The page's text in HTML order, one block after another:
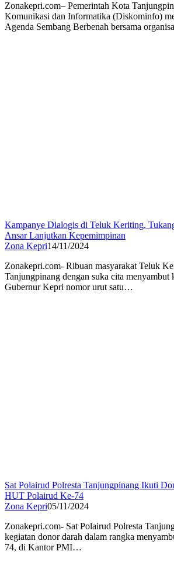
Zonakepri.com– Pemerintah Kota
Komunikasi dan Informatika (Diskominfo)
Agenda Sembang Berbenah bersama
Kampanye Dialogis di Teluk Keriting,
Ansar Lanjutkan Kepemimpinan
Zona Kepri14/11/2024
Zonakepri.com- Ribuan masyarakat Teluk
Tanjungpinang dengan suka cita menyambut
Gubernur Kepri nomor urut satu…
Sat Polairud Polresta Tanjungpinang Ikuti
HUT Polairud Ke-74
Zona Kepri05/11/2024
Zonakepri.com- Sat Polairud Polresta
kegiatan donor darah dalam rangka
74, di Kantor PMI…